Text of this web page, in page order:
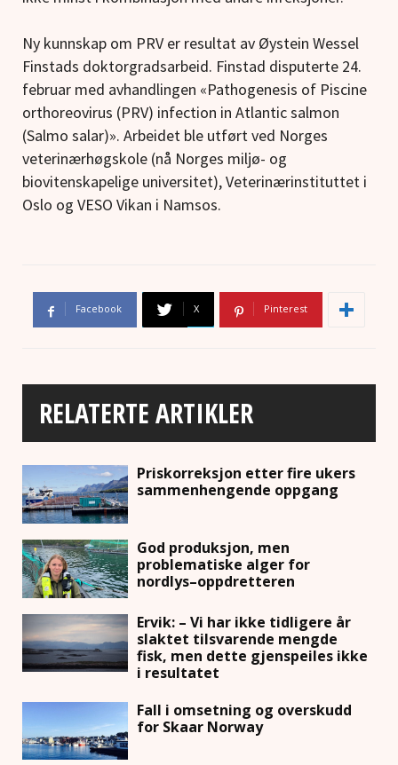
Ny kunnskap om PRV er resultat av Øystein Wessel
Finstads doktorgradsarbeid. Finstad disputerte 24.
februar med avhandlingen «Pathogenesis of Piscine
orthoreovirus (PRV) infection in Atlantic salmon
(Salmo salar)». Arbeidet ble utført ved Norges
veterinærhøgskole (nå Norges miljø- og
biovitenskapelige universitet), Veterinærinstituttet i
Oslo og VESO Vikan i Namsos.
Facebook X Pinterest
RELATERTE ARTIKLER
Priskorreksjon etter fire ukers
sammenhengende oppgang
God produksjon, men
problematiske alger for
nordlys–oppdretteren
Ervik: – Vi har ikke tidligere år
slaktet tilsvarende mengde
fisk, men dette gjenspeiles ikke
i resultatet
Fall i omsetning og overskudd
for Skaar Norway